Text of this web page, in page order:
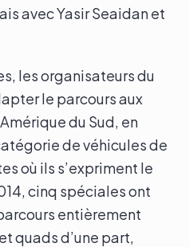
avec Yasir Seaidan et
les organisateurs du
le parcours aux
du Sud, en
de véhicules de
où ils s’expriment le
cinq spéciales ont
entièrement
quads d’une part,